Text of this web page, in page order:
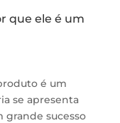
que ele é um
é um
se apresenta
grande sucesso